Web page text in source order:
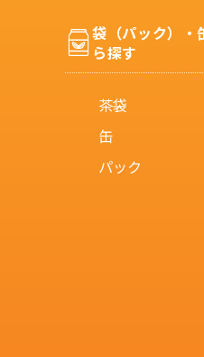
号・
キ
ー
ワ
袋（パック）・
ら探す
茶袋
缶
パック